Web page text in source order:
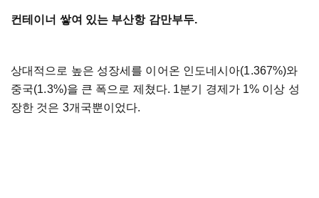
컨테이너 쌓여 있는 부산항 감만부두.
상대적으로 높은 성장세를 이어온 인도네시아(1.367%)와
중국(1.3%)을 큰 폭으로 제쳤다. 1분기 경제가 1% 이상 성
장한 것은 3개국뿐이었다.